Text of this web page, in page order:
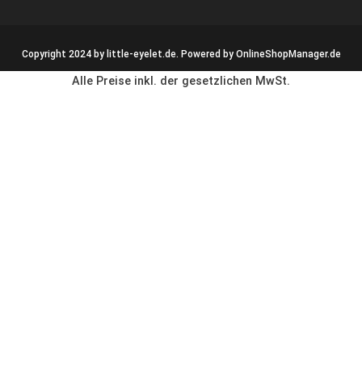
Copyright 2024 by little-eyelet.de. Powered by OnlineShopManager.de
Alle Preise inkl. der gesetzlichen MwSt.